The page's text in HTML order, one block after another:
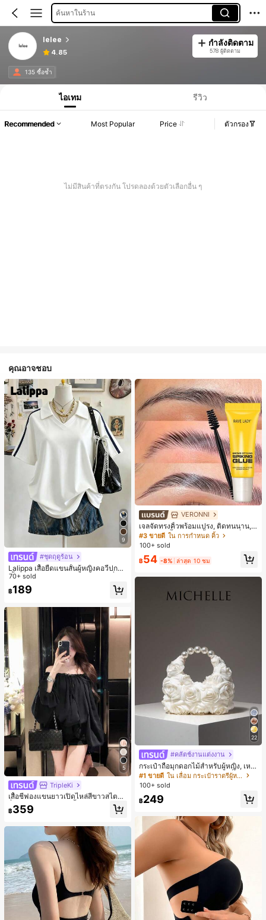
ค้นหาในร้าน
lelee
4.85
กำลังติดตาม
578 ผู้ติดตาม
135 ซื้อซ้ำ
ไอเทม รีวิว
Recommended Most Popular Price ตัวกรอง
ไม่มีสินค้าที่ตรงกัน โปรดลองด้วยตัวเลือกอื่น ๆ
คุณอาจชอบ
9
#ชุดฤดูร้อน
Lalippa เสื้อยืดแขนสั้นผู้หญิงคอวีปกคอ
เสื้อไหล่ตก สายถัก งานคราฟต์แฟชั่นมิ
นิมอล ของขวัญสำหรับเพื่อน
70+ sold
฿189
5
TripleKi
เสื้อชีฟองแขนยาวเปิดไหล่สีขาวสไตล์ฝ
รั่งเศสสำหรับผู้หญิง, เสื้อฤดูร้อนหรูหราเ
รียบง่ายเซ็กซี่สวยงามมีเอกลักษณ์สีดำ
฿359
VERONNI
เจลจัดทรงคิ้วพร้อมแปรง, ติดทนนาน, เ
จลจัดทรงคิ้ว 3D, กันน้ำและกันเหงื่อ, เห
มาะสำหรับทุกประเภทผิว, เจลคิ้วใสติด
#3 ขายดี ใน การกำหนด คิ้ว
100+ sold
฿54 -8% ล่าสุด 10 ชม
22
#คลัตช์งานแต่งงาน
กระเป๋าถือมุกดอกไม้สำหรับผู้หญิง, เหม
าะสำหรับชุดราตรี, ชุดบอล, เครื่องประ
ดับงานแต่งงาน, กระเป๋าสตางค์สุภาพส
สุ่ม)
#1 ขายดี
ใน เลื่อม กระเป๋าราตรีผู้หญิง
100+ sold
฿249